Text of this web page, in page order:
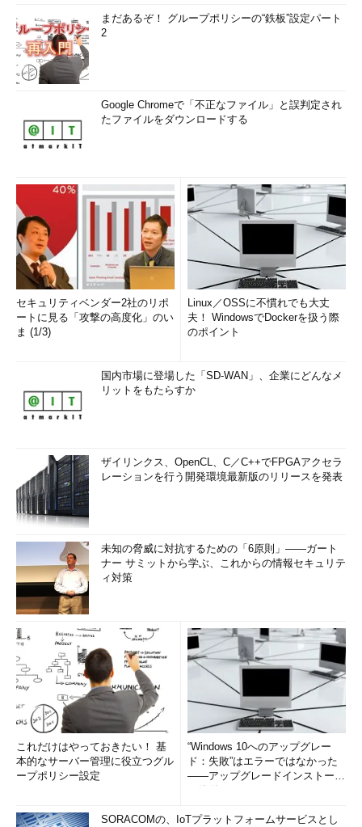
まだあるぞ！ グループポリシーの“鉄板”設定パート
2
Google Chromeで「不正なファイル」と誤判定され
たファイルをダウンロードする
セキュリティベンダー2社のリポ
ートに見る「攻撃の高度化」のい
ま (1/3)
Linux／OSSに不慣れでも大丈
夫！ WindowsでDockerを扱う際
のポイント
国内市場に登場した「SD-WAN」、企業にどんなメ
リットをもたらすか
ザイリンクス、OpenCL、C／C++でFPGAアクセラ
レーションを行う開発環境最新版のリリースを発表
未知の脅威に対抗するための「6原則」――ガート
ナー サミットから学ぶ、これからの情報セキュリテ
ィ対策
これだけはやっておきたい！ 基
本的なサーバー管理に役立つグル
ープポリシー設定
“Windows 10へのアップグレー
ド：失敗”はエラーではなかった
――アップグレードインストール
SORACOMの、IoTプラットフォームサービスとし